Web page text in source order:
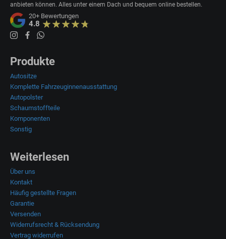
anbieten können. Alles unter einem Dach und bequem online bestellen.
20+ Bewertungen
4.8
Produkte
Autositze
Komplette Fahrzeuginnenausstattung
Autopolster
Schaumstoffteile
Komponenten
Sonstig
Weiterlesen
Über uns
Kontakt
Häufig gestellte Fragen
Garantie
Versenden
Widerrufsrecht & Rücksendung
Vertrag widerrufen